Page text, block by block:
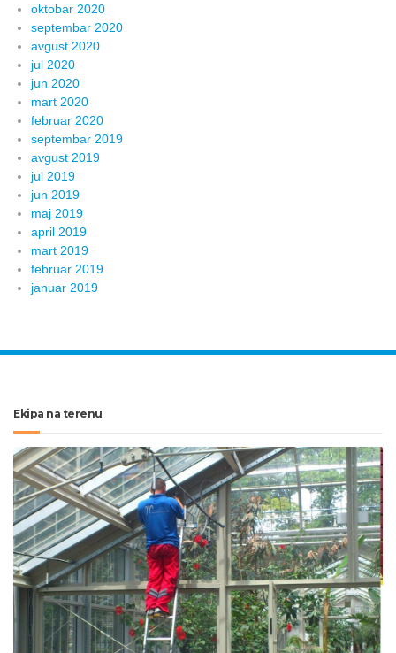
oktobar 2020
septembar 2020
avgust 2020
jul 2020
jun 2020
mart 2020
februar 2020
septembar 2019
avgust 2019
jul 2019
jun 2019
maj 2019
april 2019
mart 2019
februar 2019
januar 2019
Ekipa na terenu